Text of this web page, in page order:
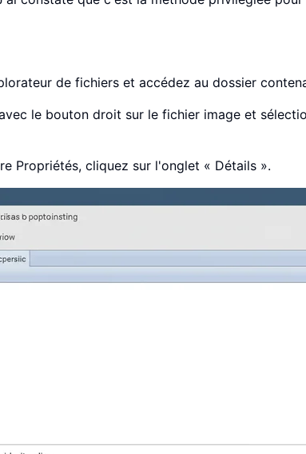
de fichiers et accédez au dossier
le bouton droit sur le fichier image et
Propriétés, cliquez sur l'onglet « Détails ».